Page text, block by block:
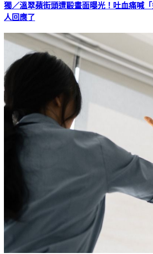
獨／溫翠蘋街頭遭毆畫面曝光！吐血痛喊
人回應了